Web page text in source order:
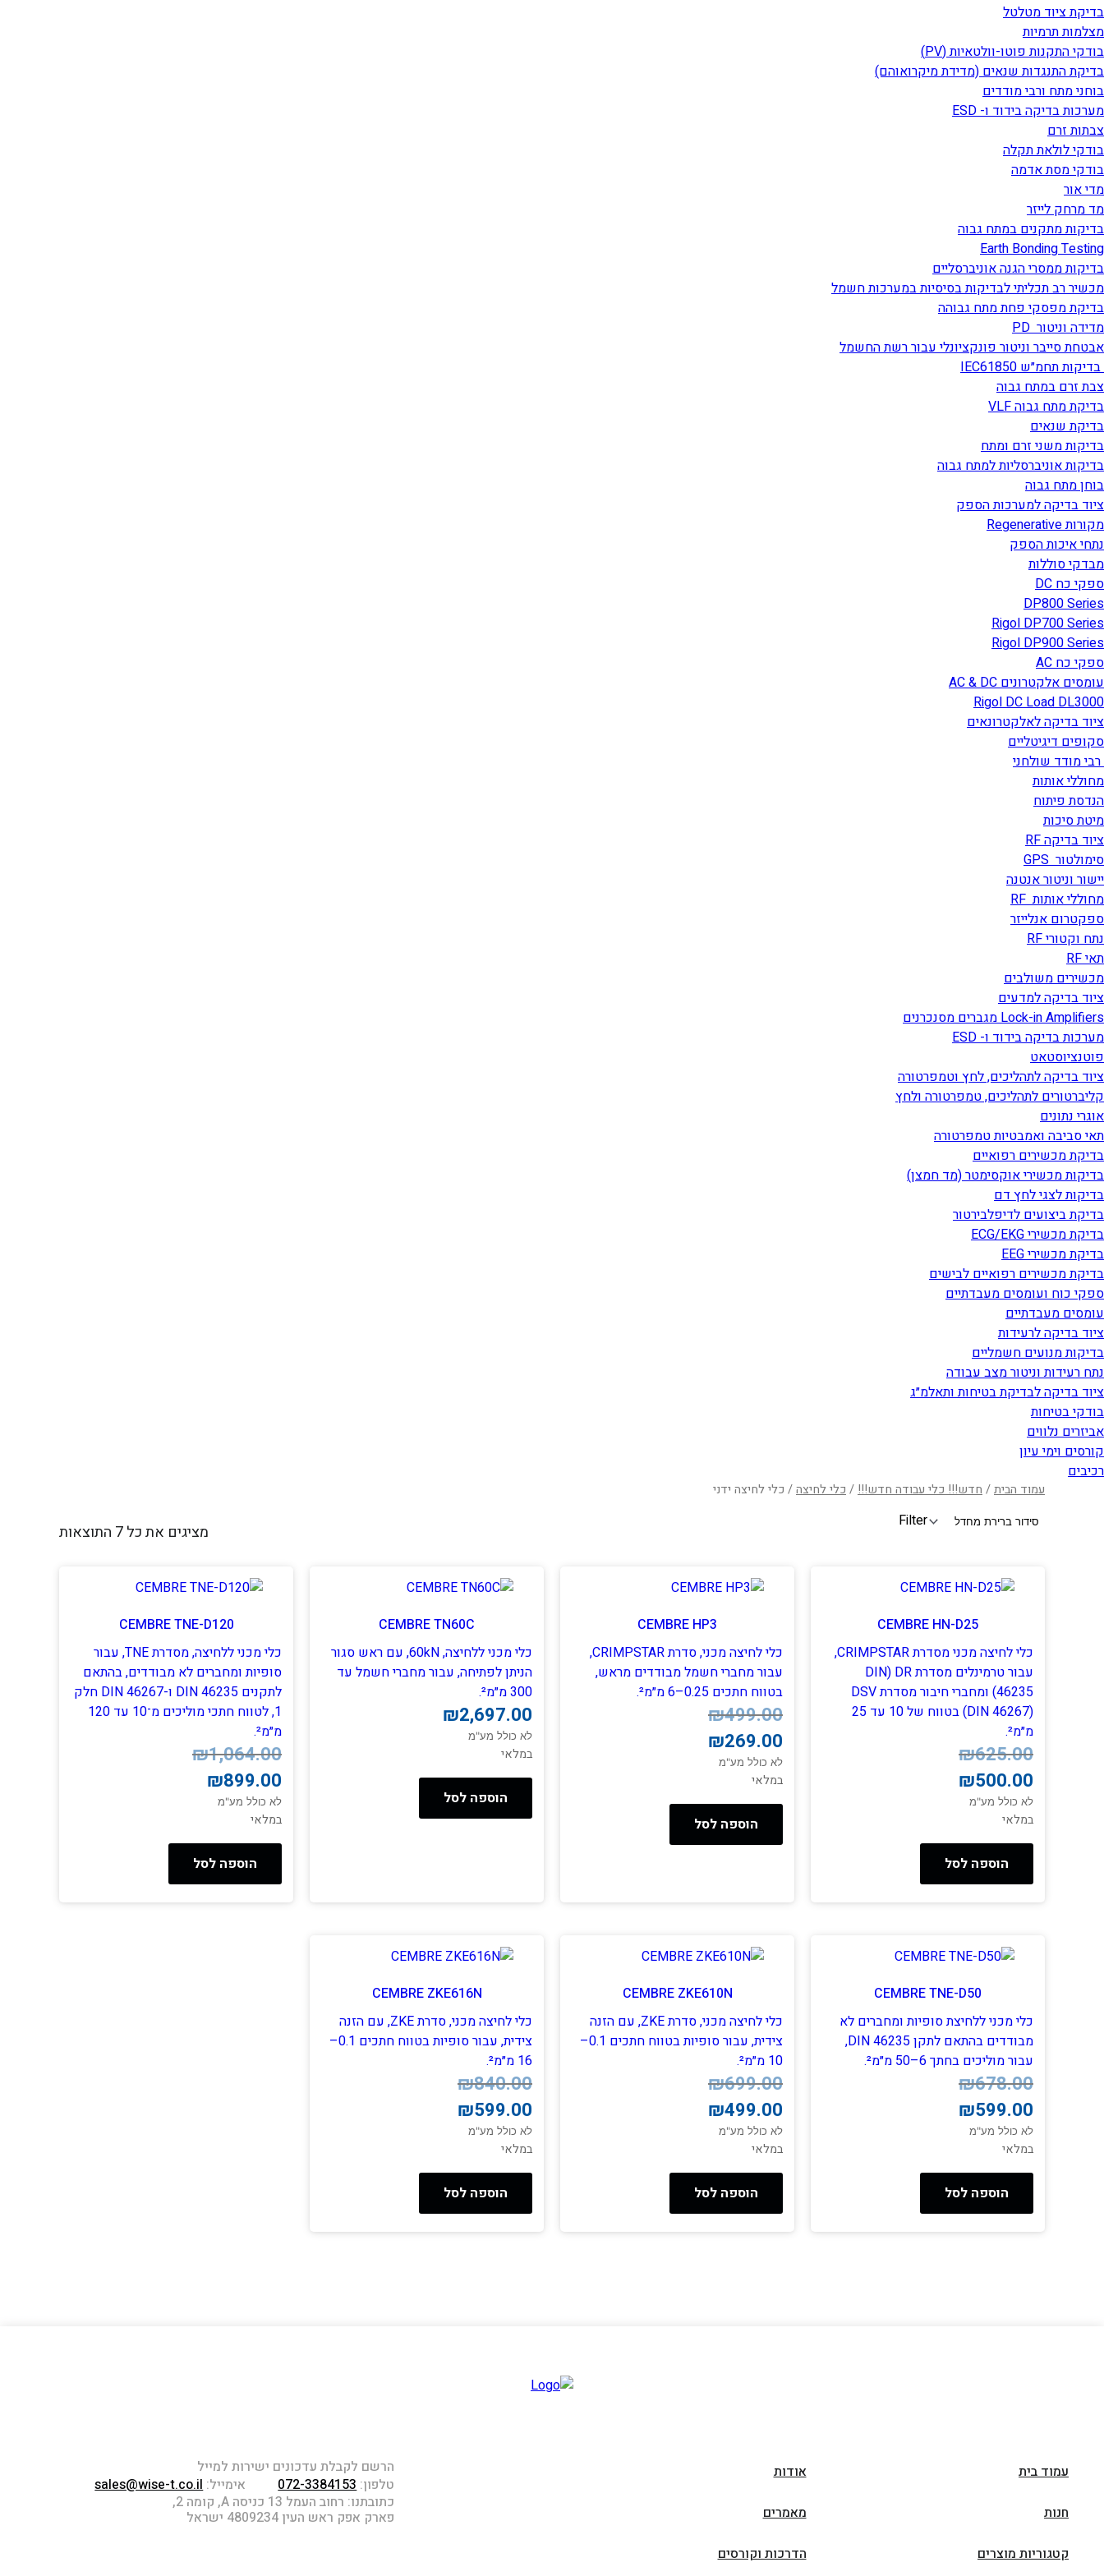
בדיקת ציוד מטלטל
מצלמות תרמיות
בודקי התקנות פוטו-וולטאיות (PV)
בדיקת התנגדות שנאים (מדידת מיקרואוהם)
בוחני מתח ורבי מודדים
מערכות בדיקה בידוד ו- ESD
צבתות זרם
בודקי לולאת תקלה
בודקי מסת אדמה
מדי אור
מד מרחק לייזר
בדיקות מתקנים במתח גבוה
Earth Bonding Testing
בדיקות ממסרי הגנה אוניברסליים
מכשיר רב תכליתי לבדיקות בסיסיות במערכות חשמל
בדיקת מפסקי פחת מתח גבוהה
מדידה וניטור PD
אבטחת סייבר וניטור פונקציונלי עבור רשת החשמל
בדיקות תחמ״ש IEC61850
צבת זרם במתח גבוה
בדיקת מתח גבוה VLF
בדיקת שנאים
בדיקות משני זרם ומתח
בדיקות אוניברסליות למתח גבוה
בוחן מתח גבוה
ציוד בדיקה למערכות הספק
מקורות Regenerative
נתחי איכות הספק
מבדקי סוללות
ספקי כח DC
DP800 Series
Rigol DP700 Series
Rigol DP900 Series
ספקי כח AC
עומסים אלקטרונים AC & DC
Rigol DC Load DL3000
ציוד בדיקה לאלקטרונאים
סקופים דיגיטליים
רבי מודד שולחני
מחוללי אותות
הנדסת פיתוח
מיטת סיכות
ציוד בדיקה RF
סימולטור GPS
יישור וניטור אנטנה
מחוללי אותות RF
ספקטרום אנלייזר
נתח וקטורי RF
תאי RF
מכשירים משולבים
ציוד בדיקה למדעים
Lock-in Amplifiers מגברים מסנכרנים
מערכות בדיקה בידוד ו- ESD
פוטנציוסטאט
ציוד בדיקה לתהליכים, לחץ וטמפרטורה
קליברטורים לתהליכים, טמפרטורה ולחץ
אוגרי נתונים
תאי סביבה ואמבטיות טמפרטורה
בדיקת מכשירים רפואיים
בדיקות מכשירי אוקסימטר (מד חמצן)
בדיקות לצגי לחץ דם
בדיקת ביצועים לדיפלבירטור
בדיקת מכשירי ECG/EKG
בדיקת מכשירי EEG
בדיקת מכשירים רפואיים לבישים
ספקי כוח ועומסים מעבדתיים
עומסים מעבדתיים
ציוד בדיקה לרעידות
בדיקות מנועים חשמליים
נתח רעידות וניטור מצב עבודה
ציוד בדיקה לבדיקת בטיחות ותאלמ״ג
בודקי בטיחות
אביזרים נלווים
קורסים וימי עיון
רכיבים
עמוד הבית/ חדש!!! כלי עבודה חדש!!! / כלי לחיצה/ כלי לחיצה ידני
מציגים את כל ⁦7⁩ התוצאות
Filter
CEMBRE HN-D25
כלי לחיצה מכני מסדרת CRIMPSTAR,
עבור טרמינלים מסדרת DR ‏(DIN
46235) ומחברי חיבור מסדרת DSV
‏(DIN 46267) בטווח של 10 עד 25
מ״מ².
₪625.00
המחיר
המקורי
היה:
₪625.00.
₪500.00
המחיר
הנוכחי
הוא:
₪500.00.
לא כולל מע"מ
במלאי
הוספה לסל
CEMBRE HP3
כלי לחיצה מכני, סדרת CRIMPSTAR,
עבור מחברי חשמל מבודדים מראש,
בטווח חתכים 0.25–6 מ״מ².
₪499.00
המחיר
המקורי
היה:
₪499.00.
₪269.00
המחיר
הנוכחי
הוא:
₪269.00.
לא כולל מע"מ
במלאי
הוספה לסל
CEMBRE TN60C
כלי מכני ללחיצה, 60kN, עם ראש סגור
הניתן לפתיחה, עבור מחברי חשמל עד
300 מ״מ².
₪2,697.00
לא כולל מע"מ
במלאי
הוספה לסל
CEMBRE TNE-D120
כלי מכני ללחיצה, מסדרת TNE, עבור
סופיות ומחברים לא מבודדים, בהתאם
לתקנים DIN 46235 ו-DIN 46267 חלק
1, לטווח חתכי מוליכים מ־10 עד 120
מ״מ².
₪1,064.00
המחיר
המקורי
היה:
₪1,064.00.
₪899.00
המחיר
הנוכחי
הוא:
₪899.00.
לא כולל מע"מ
במלאי
הוספה לסל
CEMBRE TNE-D50
כלי מכני ללחיצת סופיות ומחברים לא
מבודדים בהתאם לתקן DIN 46235,
עבור מוליכים בחתך 6–50 מ״מ².
₪678.00
המחיר
המקורי
היה:
₪678.00.
₪599.00
המחיר
הנוכחי
הוא:
₪599.00.
לא כולל מע"מ
במלאי
הוספה לסל
CEMBRE ZKE610N
כלי לחיצה מכני, סדרת ZKE, עם הזנה
צידית, עבור סופיות בטווח חתכים 0.1–
10 מ״מ².
₪699.00
המחיר
המקורי
היה:
₪699.00.
₪499.00
המחיר
הנוכחי
הוא:
₪499.00.
לא כולל מע"מ
במלאי
הוספה לסל
CEMBRE ZKE616N
כלי לחיצה מכני, סדרת ZKE, עם הזנה
צידית, עבור סופיות בטווח חתכים 0.1–
16 מ״מ².
₪840.00
המחיר
המקורי
היה:
₪840.00.
₪599.00
המחיר
הנוכחי
הוא:
₪599.00.
לא כולל מע"מ
במלאי
הוספה לסל
עמוד בית
חנות
קטגוריות מוצרים
אודות
מאמרים
הדרכות וקורסים
הרשם לקבלת עדכונים ישירות למייל
טלפון:072-3384153 אימייל:sales@wise-t.co.il
כתובתנו: רחוב העמל 13 כניסה A, קומה 2,
פארק אפק ראש העין 4809234 ישראל